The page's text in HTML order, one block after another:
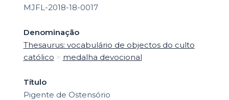
MJFL-2018-18-0017
Denominação
Thesaurus: vocabulário de objectos do culto
católico > medalha devocional
Título
Pigente de Ostensório